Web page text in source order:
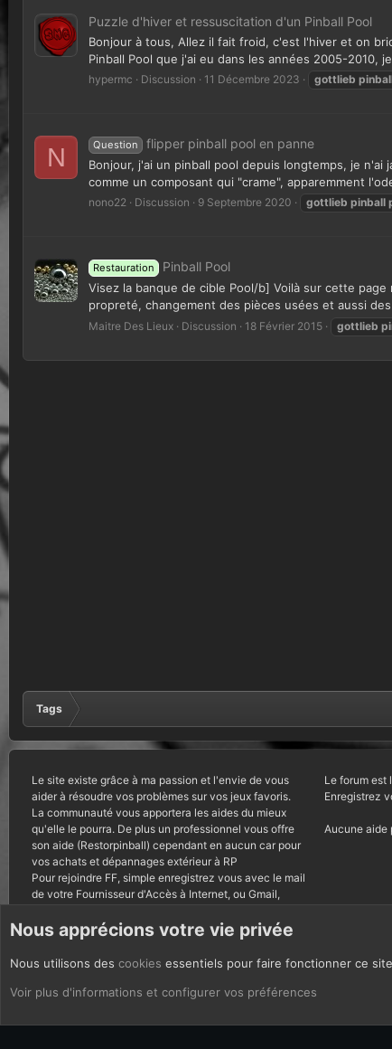
Puzzle d'hiver et ressuscitation d'un Pinball Pool
Bonjour à tous, Allez il fait froid, c'est l'hiver et on
Pinball Pool que j'ai eu dans les années 2005-2010,
hypermc Discussion 11 Décembre 2023 gottlieb
N Question flipper pinball pool en panne
Bonjour, j'ai un pinball pool depuis longtemps, je
comme un composant qui "crame", apparemment
nono22 Discussion 9 Septembre 2020 gottlieb pinball
Restauration Pinball Pool
Visez la banque de cible Pool/b] Voilà sur cette
propreté, changement des pièces usées et aussi
Maitre Des Lieux Discussion 18 Février 2015 gottlieb
Tags
Le site existe grâce à ma passion et l'envie de vous
aider à résoudre vos problèmes sur vos jeux favoris.
La communauté vous apportera les aides du mieux
qu'elle le pourra. De plus un professionnel vous offre
son aide (Restorpinball) cependant en aucun car pour
vos achats et dépannages extérieur à RP
Pour rejoindre FF, simple enregistrez vous avec le mail
de votre Fournisseur d'Accès à Internet, ou Gmail,
Le forum est
Enregistrez
Aucune aide
CoOkies Français (FR)
Nous apprécions votre vie privée
Nous utilisons des cookies essentiels pour faire fonctionner ce
Voir plus d'informations et configurer vos préférences